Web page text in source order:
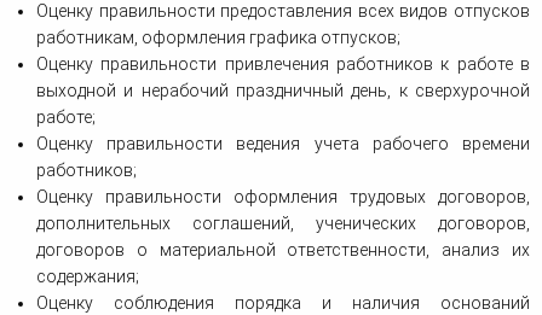
Оценку правильности предоставления всех видов отпусков
работникам, оформления графика отпусков;
Оценку правильности привлечения работников к работе в
выходной и нерабочий праздничный день, к сверхурочной
работе;
Оценку правильности ведения учета рабочего времени
работников;
Оценку правильности оформления трудовых договоров,
дополнительных соглашений, ученических договоров,
договоров о материальной ответственности, анализ их
содержания;
Оценку соблюдения порядка и наличия оснований